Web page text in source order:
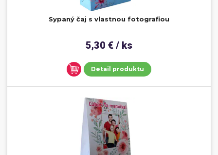
Sypaný čaj s vlastnou fotografiou
5,30 € / ks
Detail produktu